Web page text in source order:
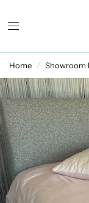
Home / Showroom